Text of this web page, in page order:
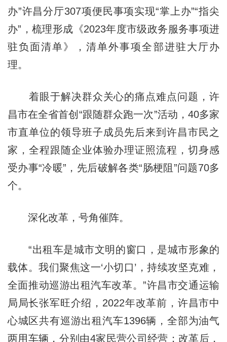
办”许昌分厅307项便民事项实现“掌上办”“指尖
办”，梳理形成《2023年度市级政务服务事项进
驻负面清单》，清单外事项全部进驻大厅办
理。
着眼于解决群众关心的痛点难点问题，许
昌市在全省首创“跟随群众跑一次”活动，40多家
市直单位的领导班子成员先后来到许昌市民之
家，全程跟随企业体验办理证照流程，切身感
受办事“冷暖”，先后破解各类“肠梗阻”问题70多
个。
深化改革，号角催阵。
“出租车是城市文明的窗口，是城市形象的
载体。我们聚焦这一‘小切口’，持续攻坚克难，
全面推动巡游出租汽车改革。”许昌市交通运输
局局长张军旺介绍，2022年改革前，许昌市中
心城区共有巡游出租汽车1396辆，全部为油气
两用车辆，分别由4家民营公司经营；改革后，